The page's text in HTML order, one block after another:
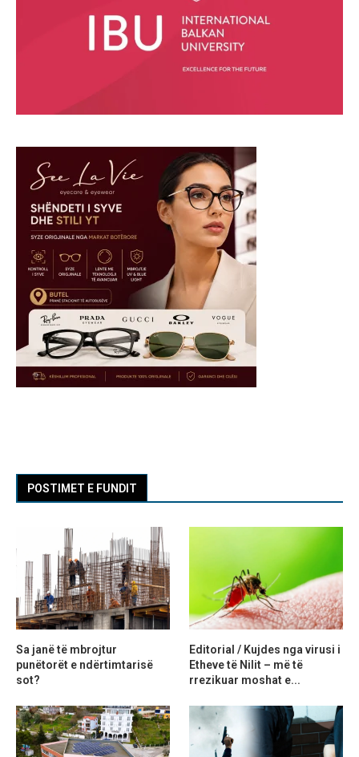
POSTIMET E FUNDIT
Sa janë të mbrojtur
punëtorët e ndërtimtarisë
sot?
Editorial / Kujdes nga virusi i
Etheve të Nilit – më të
rrezikuar moshat e...